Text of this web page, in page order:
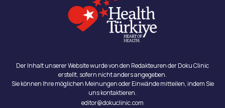
Der Inhalt unserer Website wurde von den Redakteuren der Doku Clinic
erstellt, sofern nicht anders angegeben.
Sie können Ihre möglichen Meinungen oder Einwände mitteilen, indem Sie
uns kontaktieren.
editor@dokuclinic.com